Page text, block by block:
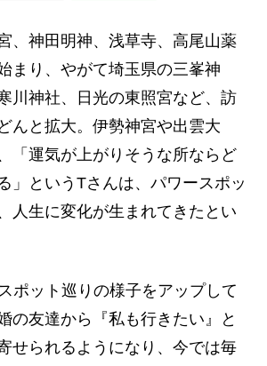
、神田明神、浅草寺、高尾山薬
まり、やがて埼玉県の三峯神
川神社、日光の東照宮など、訪
んと拡大。伊勢神宮や出雲大
「運気が上がりそうな所ならど
」というTさんは、パワースポッ
人生に変化が生まれてきたとい
ポット巡りの様子をアップして
の友達から『私も行きたい』と
せられるようになり、今では毎